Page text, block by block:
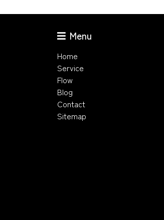
Menu
Home
Service
Flow
Blog
Contact
Sitemap